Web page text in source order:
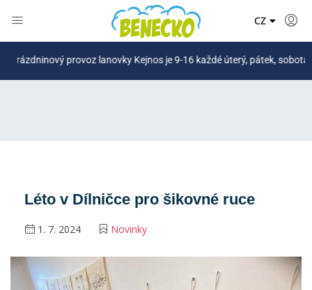
provoz lanovky Kejnos je 9-16 každé úterý, pátek, sobota a
CZ
Léto v Dílničce pro šikovné ruce
1. 7. 2024 Novinky